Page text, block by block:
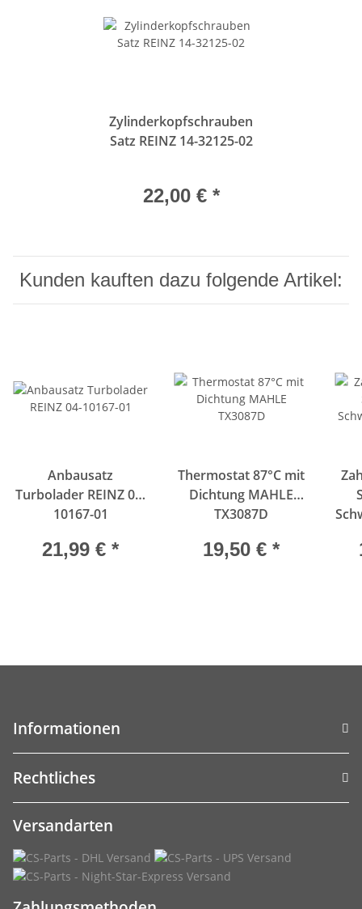
Zylinderkopfschrauben
Satz REINZ 14-32125-02
22,00 € *
Kunden kauften dazu folgende Artikel:
Anbausatz
Turbolader REINZ 04-
10167-01
21,99 € *
Thermostat 87°C mit
Dichtung MAHLE
TX3087D
19,50 € *
Informationen
Rechtliches
Versandarten